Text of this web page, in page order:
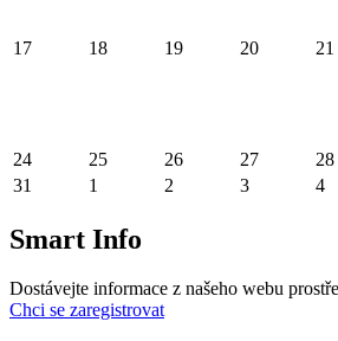
17 18 19 20 21
24 25 26 27 28
31
1 2 3 4
Smart Info
Dostávejte informace z našeho webu
Chci se zaregistrovat